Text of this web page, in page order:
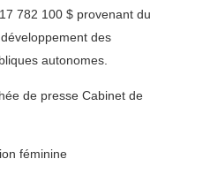
782 100 $ provenant du
des
autonomes.
de presse Cabinet de
féminine